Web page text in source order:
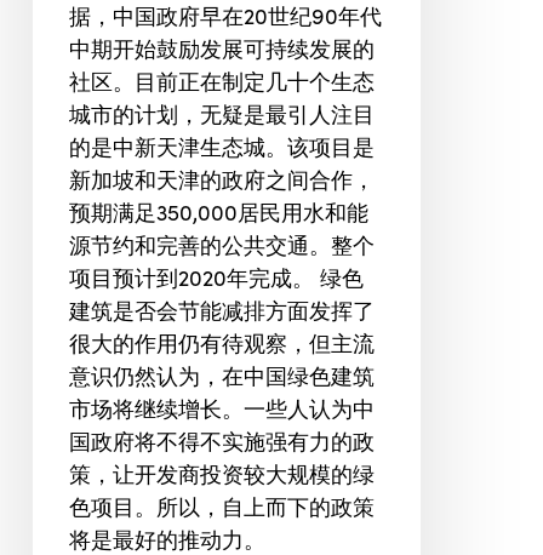
据，中国政府早在20世纪90年代
中期开始鼓励发展可持续发展的
社区。目前正在制定几十个生态
城市的计划，无疑是最引人注目
的是中新天津生态城。该项目是
新加坡和天津的政府之间合作，
预期满足350,000居民用水和能
源节约和完善的公共交通。整个
项目预计到2020年完成。 绿色
建筑是否会节能减排方面发挥了
很大的作用仍有待观察，但主流
意识仍然认为，在中国绿色建筑
市场将继续增长。一些人认为中
国政府将不得不实施强有力的政
策，让开发商投资较大规模的绿
色项目。所以，自上而下的政策
将是最好的推动力。